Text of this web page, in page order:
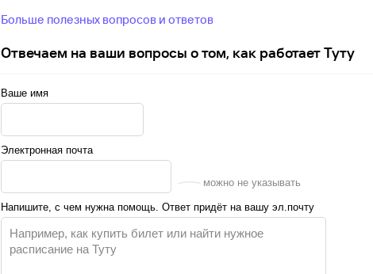
Больше полезных вопросов и ответов
Отвечаем на ваши вопросы о том, как работает Туту
Ваше имя
Электронная почта
можно не указывать
Напишите, с чем нужна помощь. Ответ придёт на вашу эл.почту